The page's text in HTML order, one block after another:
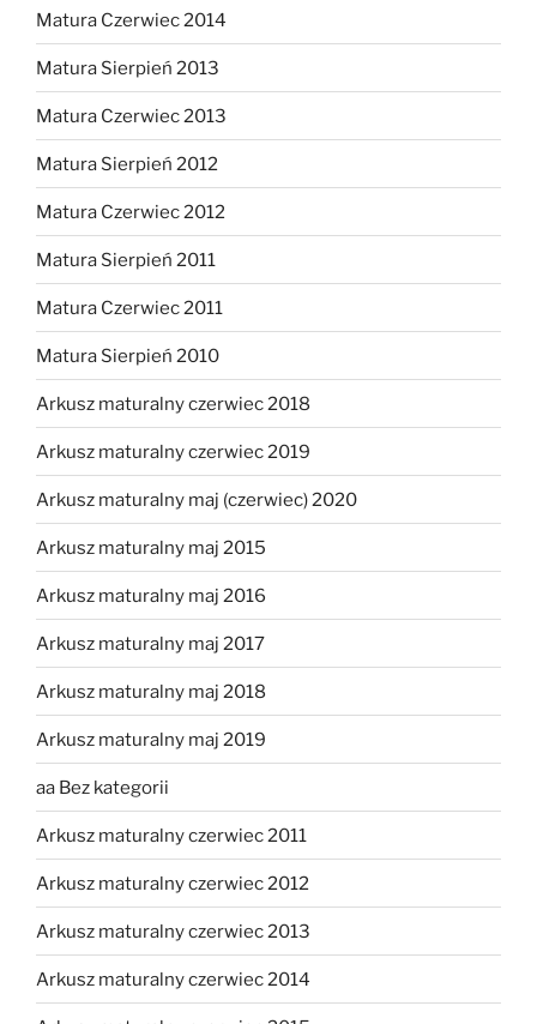
Matura Czerwiec 2014
Matura Sierpień 2013
Matura Czerwiec 2013
Matura Sierpień 2012
Matura Czerwiec 2012
Matura Sierpień 2011
Matura Czerwiec 2011
Matura Sierpień 2010
Arkusz maturalny czerwiec 2018
Arkusz maturalny czerwiec 2019
Arkusz maturalny maj (czerwiec) 2020
Arkusz maturalny maj 2015
Arkusz maturalny maj 2016
Arkusz maturalny maj 2017
Arkusz maturalny maj 2018
Arkusz maturalny maj 2019
aa Bez kategorii
Arkusz maturalny czerwiec 2011
Arkusz maturalny czerwiec 2012
Arkusz maturalny czerwiec 2013
Arkusz maturalny czerwiec 2014